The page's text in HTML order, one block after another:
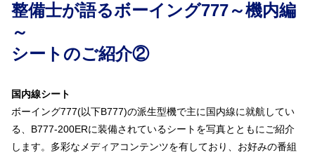
整備士が語るボーイング777～機内編
～
シートのご紹介②
国内線シート
ボーイング777(以下B777)の派生型機で主に国内線に就航してい
る、B777-200ERに装備されているシートを写真とともにご紹介
します。多彩なメディアコンテンツを有しており、お好みの番組